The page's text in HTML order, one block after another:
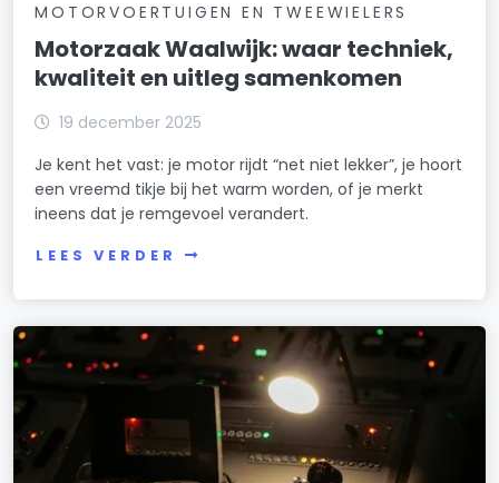
MOTORVOERTUIGEN EN TWEEWIELERS
Motorzaak Waalwijk: waar techniek,
kwaliteit en uitleg samenkomen
19 december 2025
Je kent het vast: je motor rijdt “net niet lekker”, je hoort
een vreemd tikje bij het warm worden, of je merkt
ineens dat je remgevoel verandert.
LEES VERDER